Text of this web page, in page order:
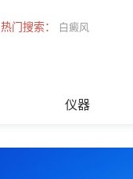
热门搜索： 白癜风
仪器